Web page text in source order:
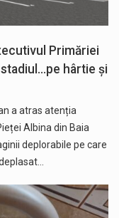
Primăriei
hârtie și
a atras atenția
Albina din Baia
deplorabile pe care